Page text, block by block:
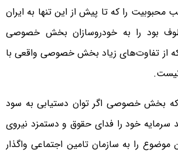
محبوبیت را که تا پیش از این تنها به ایران
بود را به خودروسازان بخش خصوصی
از تفاوت‌های زیاد بخش خصوصی واقعی با
بخش خصوصی اگر توان دستیابی به سود
سرمایه خود را فدای حقوق و دستمزد نیروی
موضوع را به سازمان تامین اجتماعی واگذار